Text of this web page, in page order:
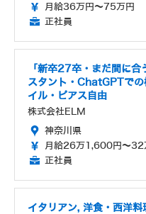
月給36万円～75万円
正社員
「新卒27卒・まだ間に
スタント・ChatGPTでの
イル・ピアス自由
株式会社ELM
神奈川県
月給26万1,600円～32
正社員
イタリアン, 洋食・西洋